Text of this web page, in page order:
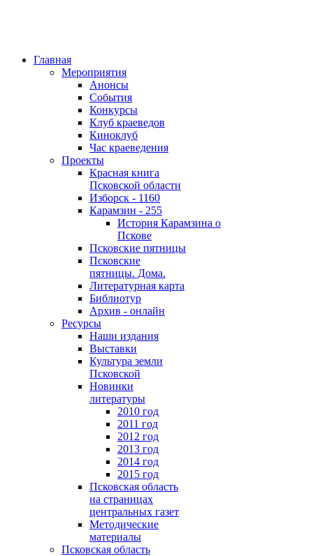
Главная
Мероприятия
Анонсы
События
Конкурсы
Клуб краеведов
Киноклуб
Час краеведения
Проекты
Красная книга
Псковской области
Изборск - 1160
Карамзин - 255
История Карамзина о
Пскове
Псковские пятницы
Псковские
пятницы. Дома.
Литературная карта
Библиотур
Архив - онлайн
Ресурсы
Наши издания
Выставки
Культура земли
Псковской
Новинки
литературы
2010 год
2011 год
2012 год
2013 год
2014 год
2015 год
Псковская область
на страницах
центральных газет
Методические
материалы
Псковская область